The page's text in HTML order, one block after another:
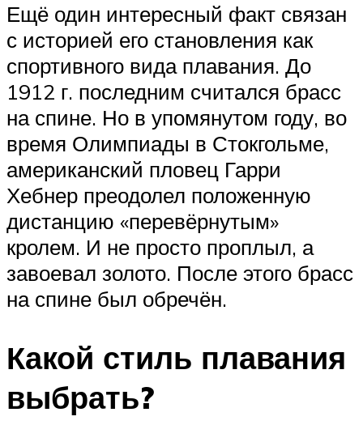
Ещё один интересный факт связан
с историей его становления как
спортивного вида плавания. До
1912 г. последним считался брасс
на спине. Но в упомянутом году, во
время Олимпиады в Стокгольме,
американский пловец Гарри
Хебнер преодолел положенную
дистанцию «перевёрнутым»
кролем. И не просто проплыл, а
завоевал золото. После этого брасс
на спине был обречён.
Какой стиль плавания
выбрать?